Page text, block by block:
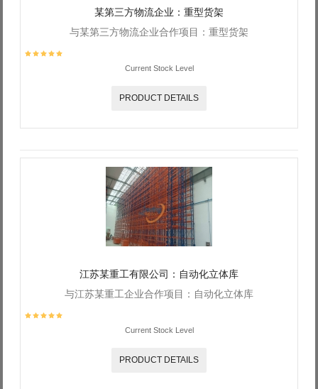
某第三方物流企业：重型货架
与某第三方物流企业合作项目：重型货架
Current Stock Level
PRODUCT DETAILS
江苏某重工有限公司：自动化立体库
与江苏某重工企业合作项目：自动化立体库
Current Stock Level
PRODUCT DETAILS